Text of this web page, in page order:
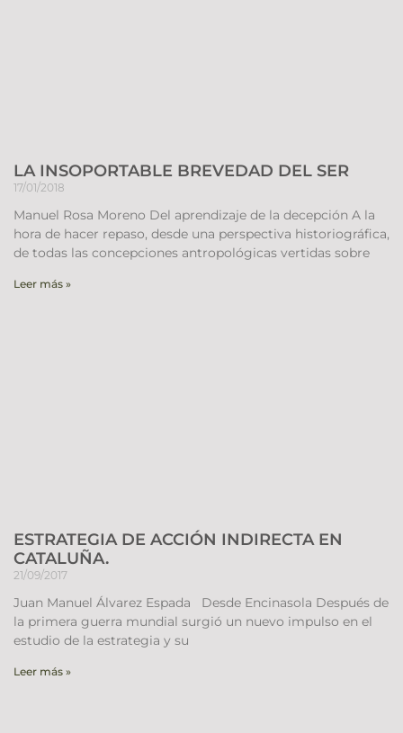
LA INSOPORTABLE BREVEDAD DEL SER
17/01/2018
Manuel Rosa Moreno Del aprendizaje de la decepción A la
hora de hacer repaso, desde una perspectiva historiográfica,
de todas las concepciones antropológicas vertidas sobre
Leer más »
ESTRATEGIA DE ACCIÓN INDIRECTA EN
CATALUÑA.
21/09/2017
Juan Manuel Álvarez Espada Desde Encinasola Después de
la primera guerra mundial surgió un nuevo impulso en el
estudio de la estrategia y su
Leer más »